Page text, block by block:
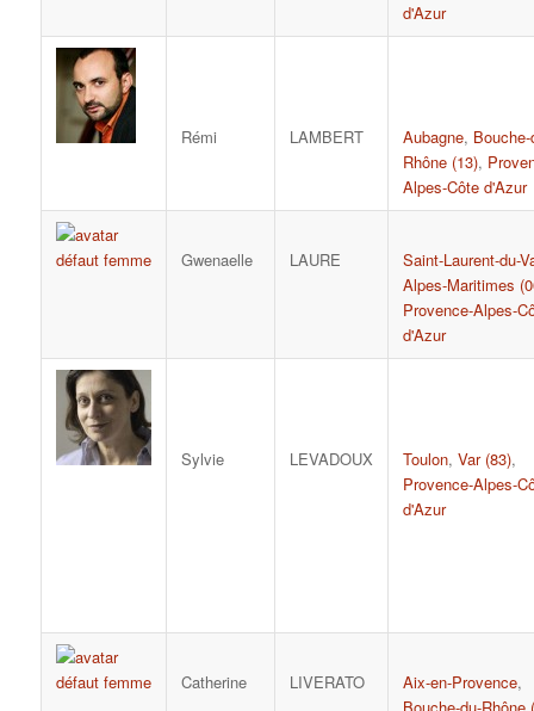
d'Azur
Rémi LAMBERT Aubagne, Bouche-
Rhône (13),
Alpes-Côte d'Azur
Gwenaelle LAURE
Saint-Laurent-du-
Alpes-Maritimes
Provence-Alpes-
d'Azur
Sylvie LEVADOUX Toulon, Var (83),
Provence-Alpes-
d'Azur
Catherine LIVERATO Aix-en-Provence,